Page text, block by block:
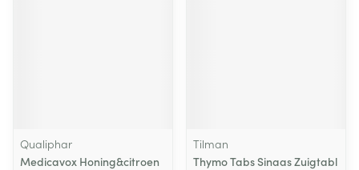
Qualiphar
Medicavox Honing&citroen
Tilman
Thymo Tabs Sinaas Zuigtabl